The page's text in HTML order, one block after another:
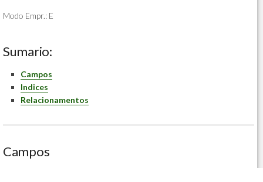
Modo Empr.: E
Sumario:
Campos
Indices
Relacionamentos
Campos